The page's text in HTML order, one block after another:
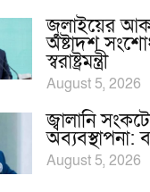
জুলাইয়ের
অষ্টাদশ
স্বরাষ্ট্রমন্ত্রী
August 5, 2026
জ্বালানি
অব্যবস্থাপনা:
August 5, 2026